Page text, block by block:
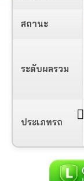
สถานะ
ระดับผลรวม
ประเภทรถ